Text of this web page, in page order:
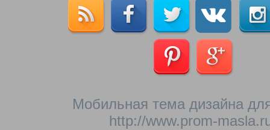
Мобильная тема дизайна
http://www.prom-